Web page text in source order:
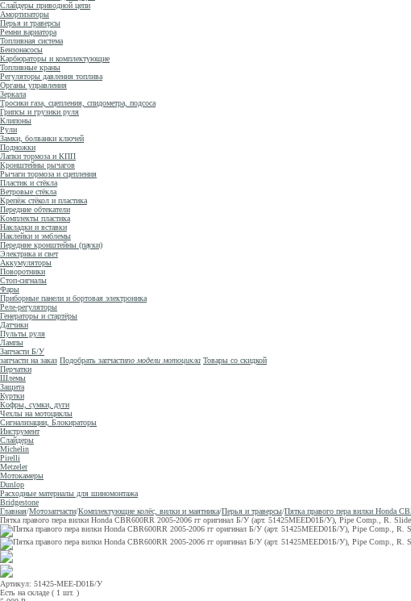
Слайдеры приводной цепи
Амортизаторы
Перья и траверсы
Ремни вариатора
Топливная система
Бензонасосы
Карбюраторы и комплектующие
Топливные краны
Регуляторы давления топлива
Органы управления
Зеркала
Тросики газа, сцепления, спидометра, подсоса
Грипсы и грузики руля
Клипоны
Рули
Замки, болванки ключей
Подножки
Лапки тормоза и КПП
Кронштейны рычагов
Рычаги тормоза и сцепления
Пластик и стёкла
Ветровые стёкла
Крепёж стёкол и пластика
Передние обтекатели
Комплекты пластика
Накладки и вставки
Наклейки и эмблемы
Передние кронштейны (пауки)
Электрика и свет
Аккумуляторы
Поворотники
Стоп-сигналы
Фары
Приборные панели и бортовая электроника
Реле-регуляторы
Генераторы и стартёры
Датчики
Пульты руля
Лампы
Запчасти Б/У
запчасти на заказ Подобрать запчастипо модели мотоцикла Товары со скидкой
Перчатки
Шлемы
Защита
Куртки
Кофры, сумки, дуги
Чехлы на мотоциклы
Сигнализации, Блокираторы
Инструмент
Слайдеры
Michelin
Pirelli
Metzeler
Мотокамеры
Dunlop
Расходные материалы для шиномонтажа
Bridgestone
Главная/Мотозапчасти/Комплектующие колёс, вилки и маятника/Перья и траверсы/Пятка правого пера вилки Honda
Пятка правого пера вилки Honda CBR600RR 2005-2006 гг оригинал Б/У (арт. 51425MEED01Б/У), Pipe Comp., R.
Артикул: 51425-MEE-D01Б/У
Есть на складе ( 1 шт. )